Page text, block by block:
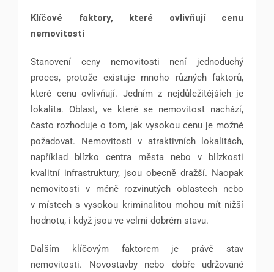
Klíčové faktory, které ovlivňují cenu
nemovitosti
Stanovení ceny nemovitosti není jednoduchý
proces, protože existuje mnoho různých faktorů,
které cenu ovlivňují. Jedním z nejdůležitějších je
lokalita. Oblast, ve které se nemovitost nachází,
často rozhoduje o tom, jak vysokou cenu je možné
požadovat. Nemovitosti v atraktivních lokalitách,
například blízko centra města nebo v blízkosti
kvalitní infrastruktury, jsou obecně dražší. Naopak
nemovitosti v méně rozvinutých oblastech nebo
v místech s vysokou kriminalitou mohou mít nižší
hodnotu, i když jsou ve velmi dobrém stavu.
Dalším klíčovým faktorem je právě stav
nemovitosti. Novostavby nebo dobře udržované